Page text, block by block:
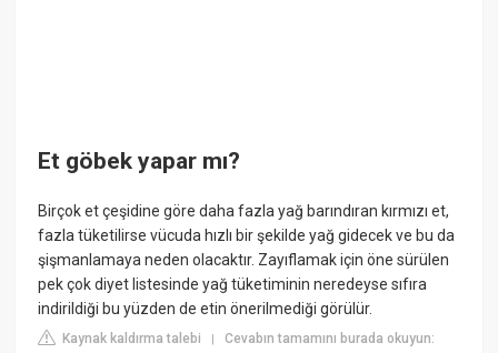
Et göbek yapar mı?
Birçok et çeşidine göre daha fazla yağ barındıran kırmızı et,
fazla tüketilirse vücuda hızlı bir şekilde yağ gidecek ve bu da
şişmanlamaya neden olacaktır. Zayıflamak için öne sürülen
pek çok diyet listesinde yağ tüketiminin neredeyse sıfıra
indirildiği bu yüzden de etin önerilmediği görülür.
Kaynak kaldırma talebi |Cevabın tamamını burada okuyun: